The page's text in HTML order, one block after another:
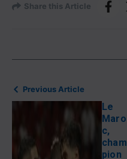
Share this Article
Previous Article
Le
Maro
c,
cham
pion